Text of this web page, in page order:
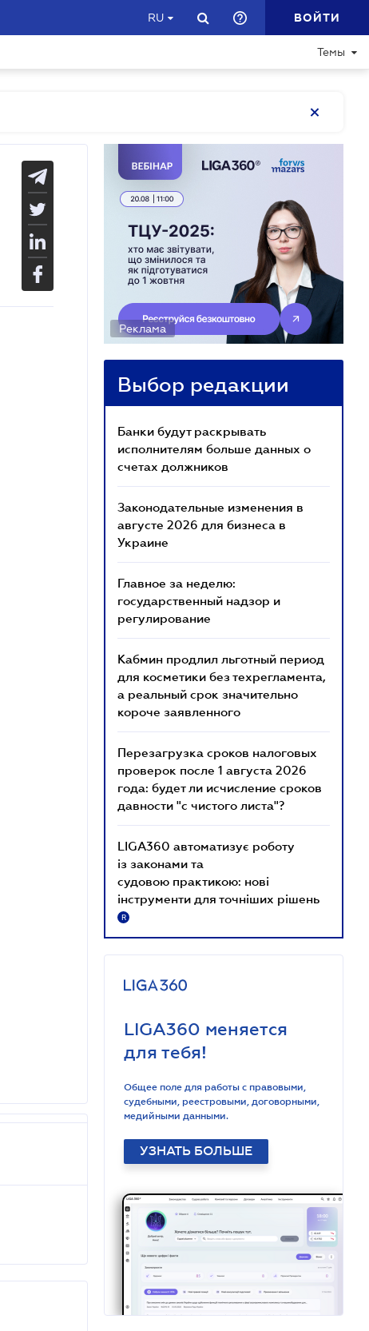
RU ВОЙТИ
Темы
Реклама
Выбор редакции
Банки будут раскрывать
исполнителям больше данных о
счетах должников
Законодательные изменения в
августе 2026 для бизнеса в
Украине
Главное за неделю:
государственный надзор и
регулирование
Кабмин продлил льготный период
для косметики без техрегламента,
а реальный срок значительно
короче заявленного
Перезагрузка сроков налоговых
проверок после 1 августа 2026
года: будет ли исчисление сроков
давности "с чистого листа"?
LIGA360 автоматизує роботу
із законами та
судовою практикою: нові
інструменти для точніших рішень
R
LIGA360 меняется
для тебя!
Общее поле для работы с правовыми,
судебными, реестровыми, договорными,
медийными данными.
УЗНАТЬ БОЛЬШЕ